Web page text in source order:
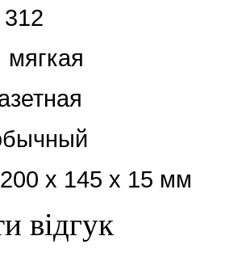
312
мягкая
200 х 145 х 15 мм
відгук